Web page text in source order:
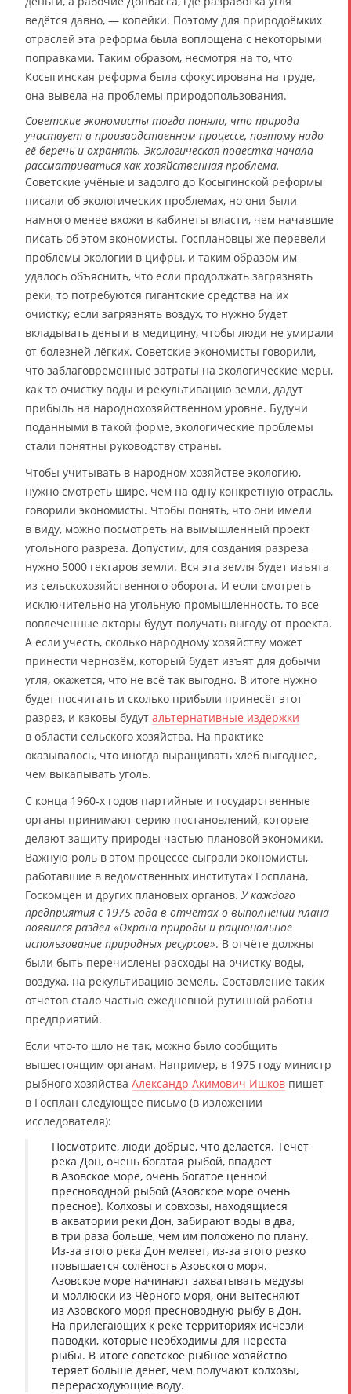
ведётся давно, — копейки. Поэтому для природоёмких
отраслей эта реформа была воплощена с некоторыми
поправками. Таким образом, несмотря на то, что
Косыгинская реформа была сфокусирована на труде,
она вывела на проблемы природопользования.
Советские экономисты тогда поняли, что природа
участвует в производственном процессе, поэтому надо
её беречь и охранять. Экологическая повестка начала
рассматриваться как хозяйственная проблема.
Советские учёные и задолго до Косыгинской реформы
писали об экологических проблемах, но они были
намного менее вхожи в кабинеты власти, чем начавшие
писать об этом экономисты. Госплановцы же перевели
проблемы экологии в цифры, и таким образом им
удалось объяснить, что если продолжать загрязнять
реки, то потребуются гигантские средства на их
очистку; если загрязнять воздух, то нужно будет
вкладывать деньги в медицину, чтобы люди не умирали
от болезней лёгких. Советские экономисты говорили,
что заблаговременные затраты на экологические меры,
как то очистку воды и рекультивацию земли, дадут
прибыль на народнохозяйственном уровне. Будучи
поданными в такой форме, экологические проблемы
стали понятны руководству страны.
Чтобы учитывать в народном хозяйстве экологию,
нужно смотреть шире, чем на одну конкретную отрасль,
говорили экономисты. Чтобы понять, что они имели
в виду, можно посмотреть на вымышленный проект
угольного разреза. Допустим, для создания разреза
нужно 5000 гектаров земли. Вся эта земля будет изъята
из сельскохозяйственного оборота. И если смотреть
исключительно на угольную промышленность, то все
вовлечённые акторы будут получать выгоду от проекта.
А если учесть, сколько народному хозяйству может
принести чернозём, который будет изъят для добычи
угля, окажется, что не всё так выгодно. В итоге нужно
будет посчитать и сколько прибыли принесёт этот
разрез, и каковы будут альтернативные издержки
в области сельского хозяйства. На практике
оказывалось, что иногда выращивать хлеб выгоднее,
чем выкапывать уголь.
С конца 1960-х годов партийные и государственные
органы принимают серию постановлений, которые
делают защиту природы частью плановой экономики.
Важную роль в этом процессе сыграли экономисты,
работавшие в ведомственных институтах Госплана,
Госкомцен и других плановых органов. У каждого
предприятия с 1975 года в отчётах о выполнении плана
появился раздел «Охрана природы и рациональное
использование природных ресурсов». В отчёте должны
были быть перечислены расходы на очистку воды,
воздуха, на рекультивацию земель. Составление таких
отчётов стало частью ежедневной рутинной работы
предприятий.
Если что-то шло не так, можно было сообщить
вышестоящим органам. Например, в 1975 году министр
рыбного хозяйства Александр Акимович Ишков пишет
в Госплан следующее письмо (в изложении
исследователя):
Посмотрите, люди добрые, что делается. Течет
река Дон, очень богатая рыбой, впадает
в Азовское море, очень богатое ценной
пресноводной рыбой (Азовское море очень
пресное). Колхозы и совхозы, находящиеся
в акватории реки Дон, забирают воды в два,
в три раза больше, чем им положено по плану.
Из-за этого река Дон мелеет, из-за этого резко
повышается солёность Азовского моря.
Азовское море начинают захватывать медузы
и моллюски из Чёрного моря, они вытесняют
из Азовского моря пресноводную рыбу в Дон.
На прилегающих к реке территориях исчезли
паводки, которые необходимы для нереста
рыбы. В итоге советское рыбное хозяйство
теряет больше денег, чем получают колхозы,
перерасходующие воду.